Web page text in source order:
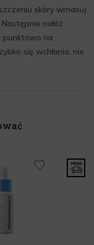
skóry wmasuj
nałóż
punktowo na
się wchłania, nie